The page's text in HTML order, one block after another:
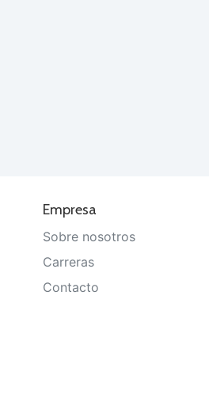
Empresa
Sobre nosotros
Carreras
Contacto